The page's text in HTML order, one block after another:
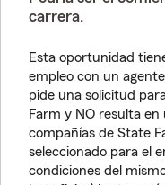
carrera.
Esta oportunidad
empleo con un
pide una solicitud
Farm y NO resulta
compañías de State
seleccionado para el
condiciones del